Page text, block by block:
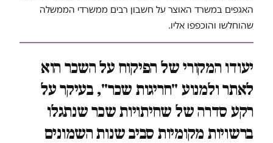
האגפים במשרד האוצר על חשבון רבים ממשרדי הממשלה
שהוחלשו והוכפפו אליו.
יעודו המקורי של הפיקוח על השכר הוא
לאתר ולמנוע "חריגות שכר", בעיקר על
רקע סדרה של שחיתויות שכר שנתגלו
ברשויות מקומיות סביב שנות השמונים